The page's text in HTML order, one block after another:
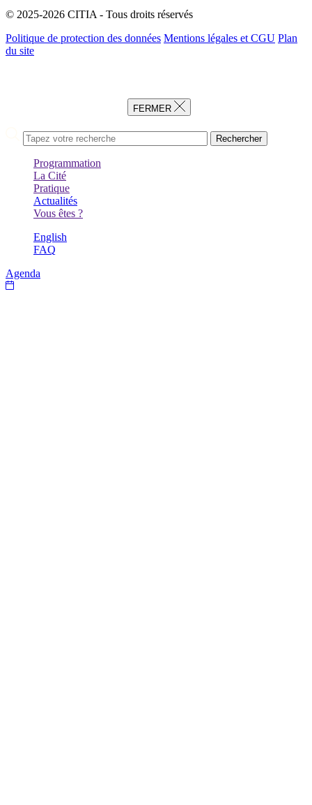
© 2025-2026 CITIA - Tous droits réservés
Politique de protection des données Mentions légales et CGU Plan
du site
FERMER
Rechercher
Programmation
La Cité
Pratique
Actualités
Vous êtes ?
English
FAQ
Agenda